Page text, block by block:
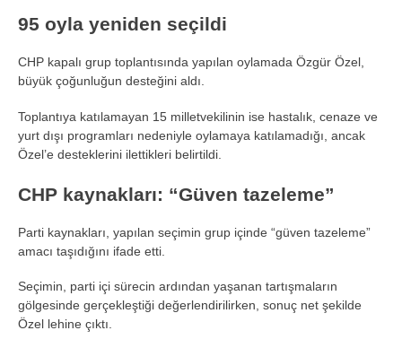
95 oyla yeniden seçildi
CHP kapalı grup toplantısında yapılan oylamada Özgür Özel,
büyük çoğunluğun desteğini aldı.
Toplantıya katılamayan 15 milletvekilinin ise hastalık, cenaze ve
yurt dışı programları nedeniyle oylamaya katılamadığı, ancak
Özel’e desteklerini ilettikleri belirtildi.
CHP kaynakları: “Güven tazeleme”
Parti kaynakları, yapılan seçimin grup içinde “güven tazeleme”
amacı taşıdığını ifade etti.
Seçimin, parti içi sürecin ardından yaşanan tartışmaların
gölgesinde gerçekleştiği değerlendirilirken, sonuç net şekilde
Özel lehine çıktı.